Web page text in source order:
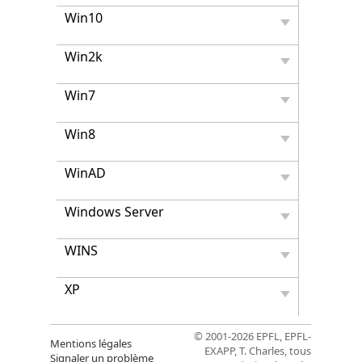
Win10
Win2k
Win7
Win8
WinAD
Windows Server
WINS
XP
Mentions légales
Signaler un problème
© 2001-2026 EPFL, EPFL-
EXAPP, T. Charles, tous